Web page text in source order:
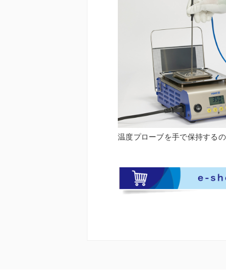
温度プローブを手で保持する